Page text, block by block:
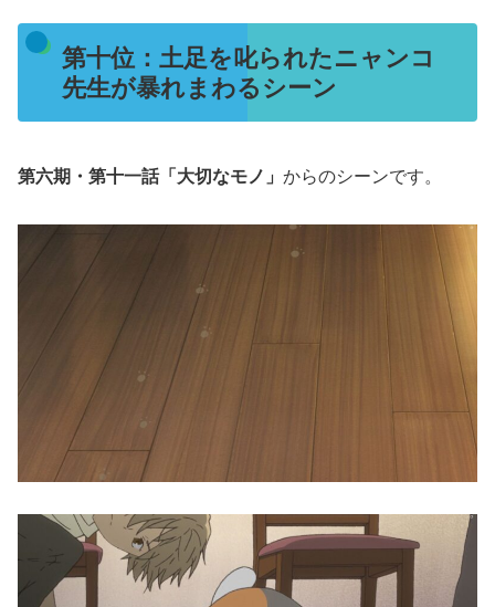
第十位：土足を叱られたニャンコ
先生が暴れまわるシーン
第六期・第十一話「大切なモノ」 からのシーンです。